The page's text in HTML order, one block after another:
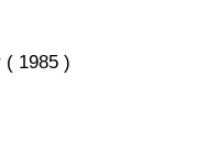
( 1985 )